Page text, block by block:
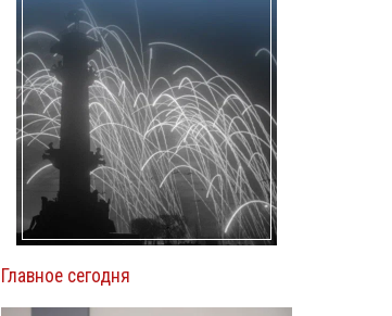
Главное сегодня